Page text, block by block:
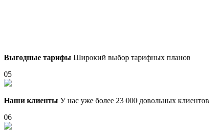
Выгодные тарифы Широкий выбор тарифных планов
05
Наши клиенты У нас уже более 23 000 довольных клиентов
06